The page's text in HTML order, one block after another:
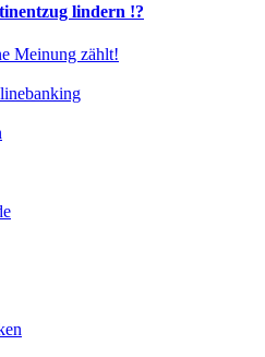
lindern !?
Meinung zählt!